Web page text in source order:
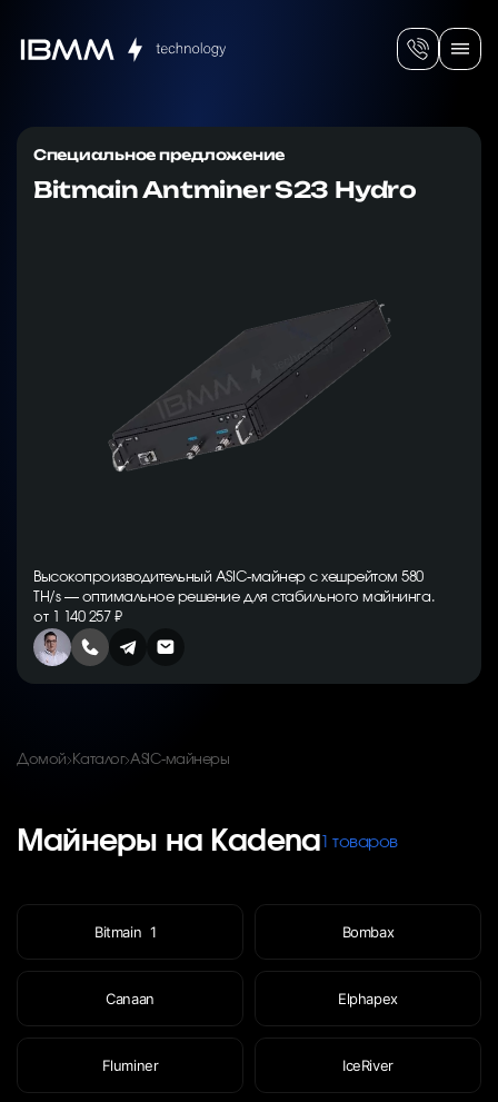
Специальное предложение
Bitmain Antminer S23 Hydro
Высокопроизводительный ASIC-майнер с хешрейтом 580
TH/s — оптимальное решение для стабильного майнинга.
от 1 140 257 ₽
Домой Каталог ASIC-майнеры
Майнеры на Kadena1 товаров
Bitmain 1 Bombax
Canaan Elphapex
Fluminer IceRiver